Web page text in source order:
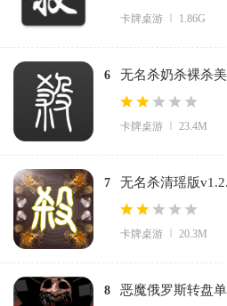
卡牌桌游 1.86G
6
无名杀奶杀裸杀
版
卡牌桌游 23.4M
7 无名杀清瑶版
卡牌桌游 20.3M
8
恶魔俄罗斯转盘